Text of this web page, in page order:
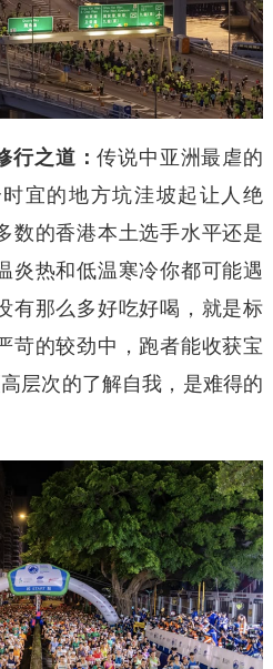
行之道：传说中亚洲最虐的
宜的地方坑洼坡起让人绝
数的香港本土选手水平还是
炎热和低温寒冷你都可能遇
有那么多好吃好喝，就是标
苛的较劲中，跑者能收获宝
层次的了解自我，是难得的